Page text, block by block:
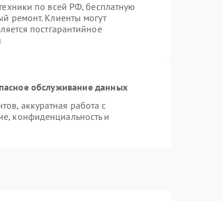
по всей РФ, бесплатную
ремонт. Клиенты могут
постгарантийное
обслуживание данных
аккуратная работа с
конфиденциальность и